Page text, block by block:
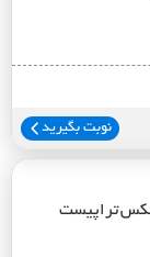
نوبت بگیرید
سکس تراپیست